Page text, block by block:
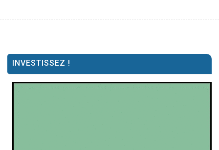
INVESTISSEZ !